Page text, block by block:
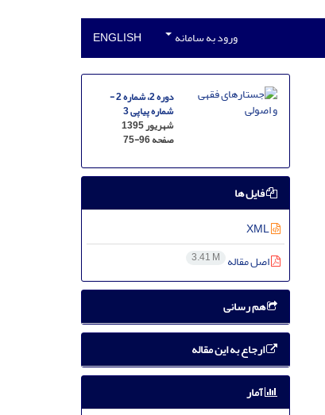
ورود به سامانه ENGLISH
دوره 2، شماره 2 -
شماره پیاپی 3
شهریور 1395
صفحه75-96
فایل ها
XML
اصل مقاله 3.41 M
هم رسانی
ارجاع به این مقاله
آمار